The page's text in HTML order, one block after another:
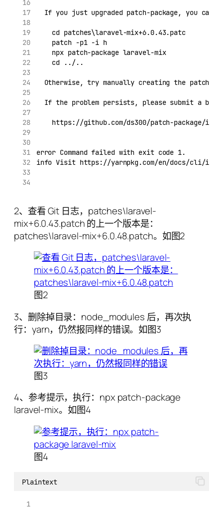
If you just upgraded patch-package, you can
    cd patches\laravel-mix+6.0.43.patc
    patch -p1 -i h
    npx patch-package laravel-mix
    cd ../..
Otherwise, try manually creating the patch
If the problem persists, please submit a bug
https://github.com/ds300/patch-package/
error Command failed with exit code 1.
info Visit https://yarnpkg.com/en/docs/cli/
2、查看 Git 日志，patches\laravel-
mix+6.0.43.patch 的上一个版本是：
patches\laravel-mix+6.0.48.patch。如图2
图2
3、删除掉目录：node_modules 后，再次执
行：yarn，仍然报同样的错误。如图3
图3
4、参考提示，执行：npx patch-package
laravel-mix。如图4
图4
Plaintext